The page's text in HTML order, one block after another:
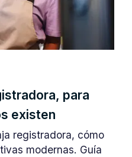
para
existen
registradora, cómo
modernas. Guía